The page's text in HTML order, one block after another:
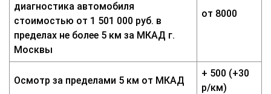
диагностика автомобиля
стоимостью от 1 501 000 руб. в
пределах не более 5 км за МКАД г.
Москвы
от 8000
Осмотр за пределами 5 км от МКАД
+ 500 (+30
р/км)